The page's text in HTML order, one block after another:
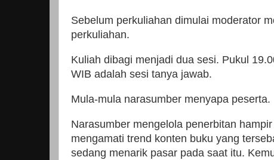
Sebelum perkuliahan dimulai moderator
perkuliahan.
Kuliah dibagi menjadi dua sesi. Pukul
WIB adalah sesi tanya jawab.
Mula-mula narasumber menyapa peserta.
Narasumber mengelola penerbitan
mengamati trend konten buku yang
sedang menarik pasar pada saat itu.